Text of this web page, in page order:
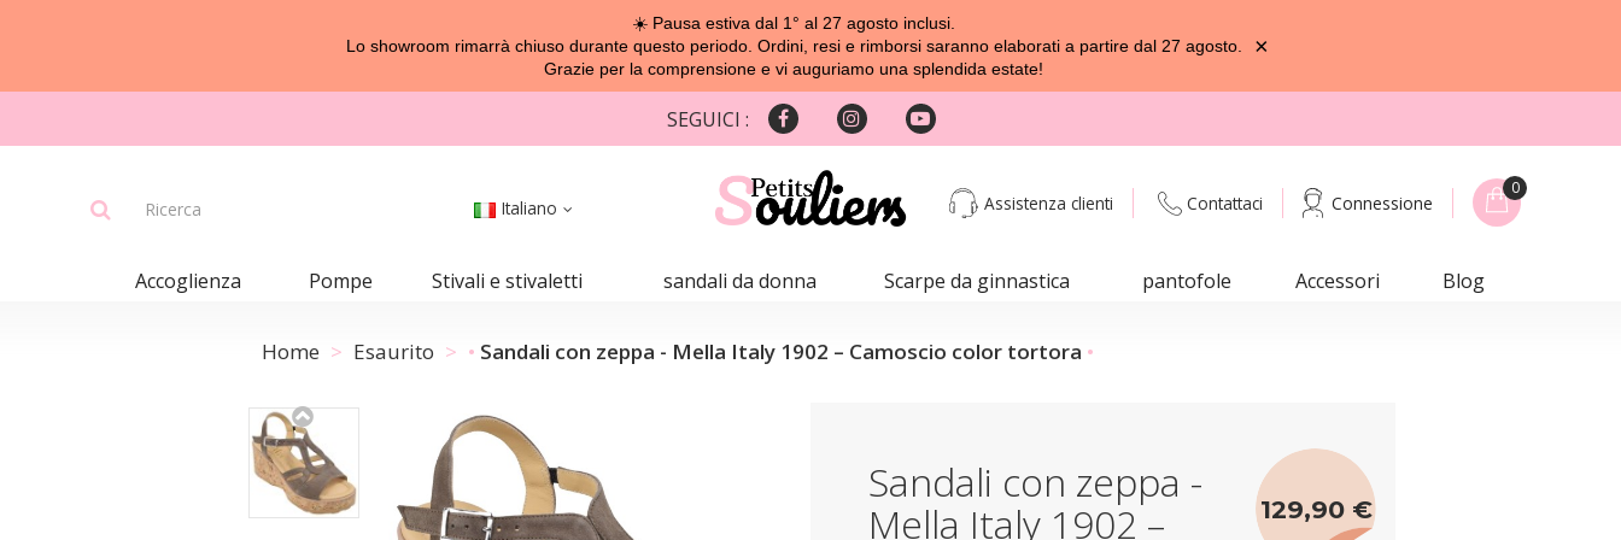
☀️ Pausa estiva dal 1° al 27 agosto inclusi.
Lo showroom rimarrà chiuso durante questo periodo. Ordini, resi e rimborsi saranno elaborati a partire dal 27 agosto.
Grazie per la comprensione e vi auguriamo una splendida estate!
×
SEGUICI :
Italiano Assistenza clienti Contattaci Connessione
0
Accoglienza Pompe Stivali e stivaletti sandali da donna Scarpe da ginnastica pantofole Accessori Blog
Home Esaurito Sandali con zeppa - Mella Italy 1902 – Camoscio color tortora
Sandali con zeppa -
Mella Italy 1902 –
129,90 €